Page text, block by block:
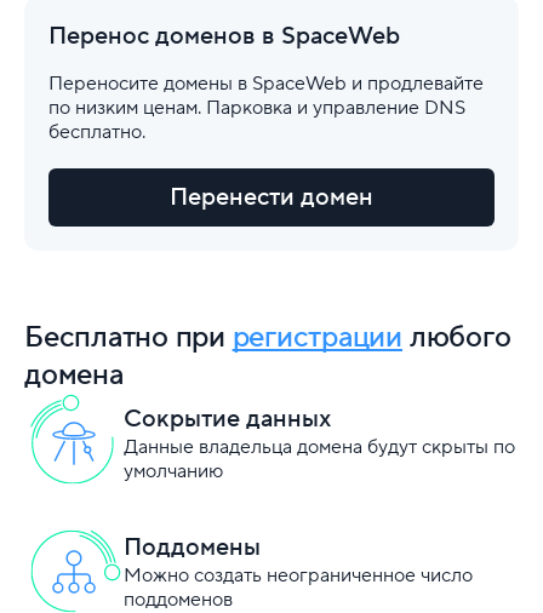
Перенос доменов в SpaceWeb
Переносите домены в SpaceWeb и продлевайте
по низким ценам. Парковка и управление DNS
бесплатно.
Перенести домен
Бесплатно при регистрации любого
домена
Сокрытие данных
Данные владельца домена будут скрыты по
умолчанию
Поддомены
Можно создать неограниченное число
поддоменов